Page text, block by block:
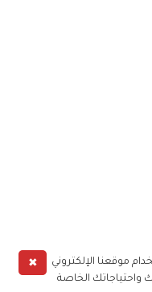
✖
موقعنا الإلكتروني
واحتياجاتك الخاصة